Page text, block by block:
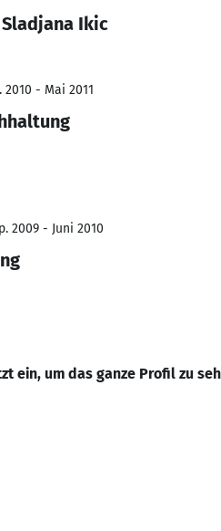
Ikic
- Mai 2011
2009 - Juni 2010
ein, um das ganze Profil zu